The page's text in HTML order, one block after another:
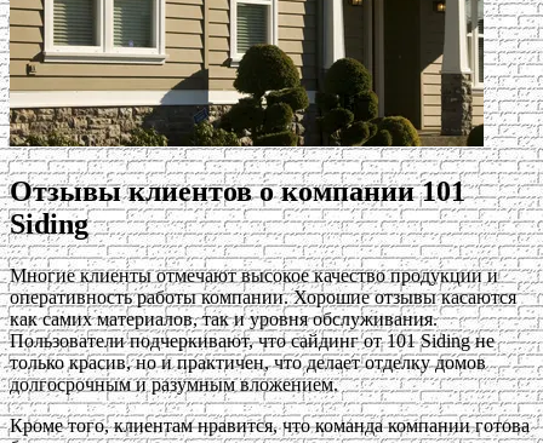
Отзывы клиентов о компании 101
Siding
Многие клиенты отмечают высокое качество продукции и
оперативность работы компании. Хорошие отзывы касаются
как самих материалов, так и уровня обслуживания.
Пользователи подчеркивают, что сайдинг от 101 Siding не
только красив, но и практичен, что делает отделку домов
долгосрочным и разумным вложением.
Кроме того, клиентам нравится, что команда компании готова